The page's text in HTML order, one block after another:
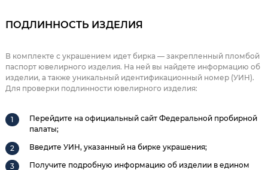
ПОДЛИННОСТЬ ИЗДЕЛИЯ
В комплекте с украшением идет бирка — закрепленный пломбой
паспорт ювелирного изделия. На ней вы найдете информацию об
изделии, а также уникальный идентификационный номер (УИН).
Для проверки подлинности ювелирного изделия:
Перейдите на официальный сайт Федеральной пробирной
палаты;
Введите УИН, указанный на бирке украшения;
Получите подробную информацию об изделии в едином